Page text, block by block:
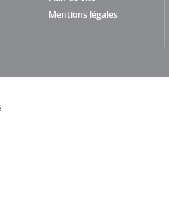
Mentions légales